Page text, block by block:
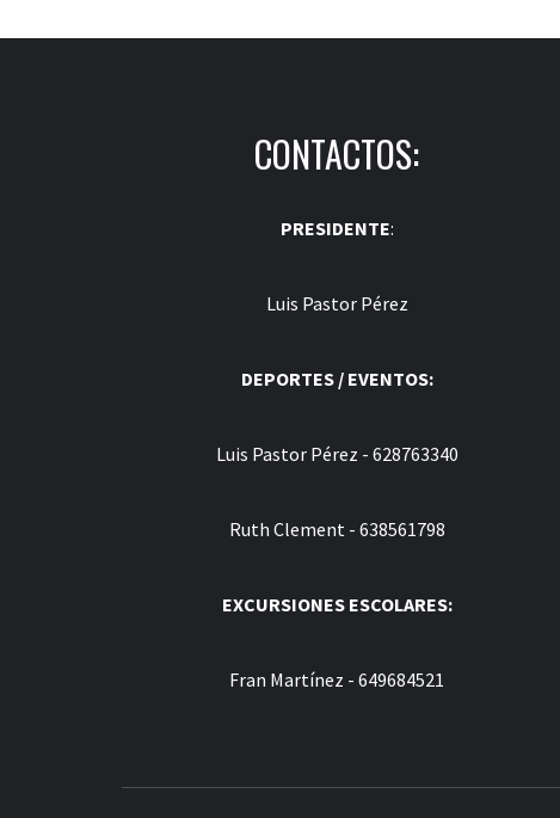
CONTACTOS:
PRESIDENTE:
Luis Pastor Pérez
DEPORTES / EVENTOS:
Luis Pastor Pérez - 628763340
Ruth Clement - 638561798
EXCURSIONES ESCOLARES:
Fran Martínez - 649684521